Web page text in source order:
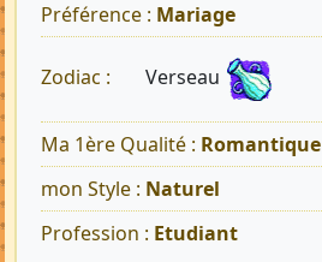
Préférence : Mariage
Zodiac : Verseau
Ma 1ère Qualité : Romantique
mon Style : Naturel
Profession : Etudiant